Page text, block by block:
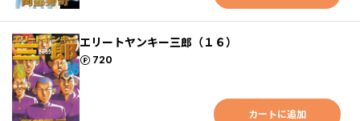
エリートヤンキー三郎（１６）
720
ポイント
カートに追加